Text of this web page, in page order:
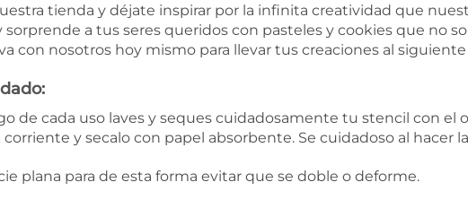
tienda y déjate inspirar por la infinita creatividad que
a tus seres queridos con pasteles y cookies que no
con nosotros hoy mismo para llevar tus creaciones al
de cada uso laves y seques cuidadosamente tu stencil con el
y secalo con papel absorbente. Se cuidadoso al hacer
plana para de esta forma evitar que se doble o deforme.